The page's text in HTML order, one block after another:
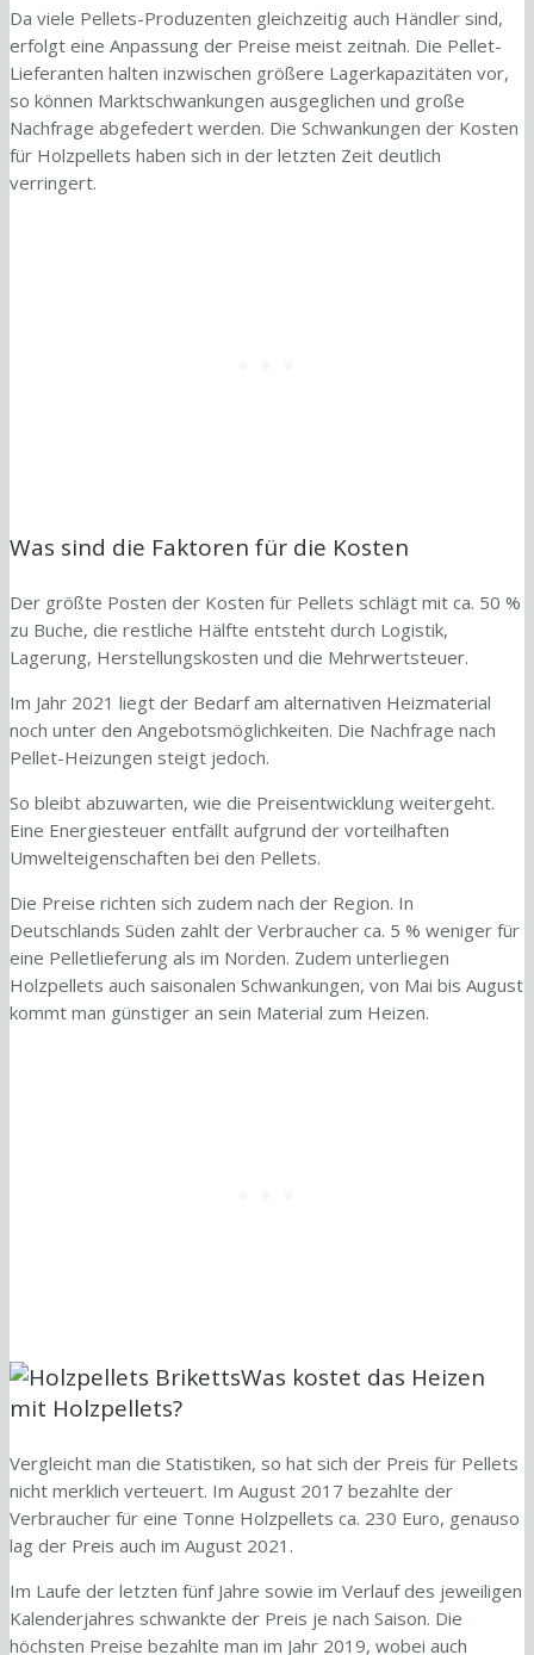
Da viele Pellets-Produzenten gleichzeitig auch Händler sind,
erfolgt eine Anpassung der Preise meist zeitnah. Die Pellet-
Lieferanten halten inzwischen größere Lagerkapazitäten vor,
so können Marktschwankungen ausgeglichen und große
Nachfrage abgefedert werden. Die Schwankungen der Kosten
für Holzpellets haben sich in der letzten Zeit deutlich
verringert.
Was sind die Faktoren für die Kosten
Der größte Posten der Kosten für Pellets schlägt mit ca. 50 %
zu Buche, die restliche Hälfte entsteht durch Logistik,
Lagerung, Herstellungskosten und die Mehrwertsteuer.
Im Jahr 2021 liegt der Bedarf am alternativen Heizmaterial
noch unter den Angebotsmöglichkeiten. Die Nachfrage nach
Pellet-Heizungen steigt jedoch.
So bleibt abzuwarten, wie die Preisentwicklung weitergeht.
Eine Energiesteuer entfällt aufgrund der vorteilhaften
Umwelteigenschaften bei den Pellets.
Die Preise richten sich zudem nach der Region. In
Deutschlands Süden zahlt der Verbraucher ca. 5 % weniger für
eine Pelletlieferung als im Norden. Zudem unterliegen
Holzpellets auch saisonalen Schwankungen, von Mai bis August
kommt man günstiger an sein Material zum Heizen.
Was kostet das Heizen
mit Holzpellets?
Vergleicht man die Statistiken, so hat sich der Preis für Pellets
nicht merklich verteuert. Im August 2017 bezahlte der
Verbraucher für eine Tonne Holzpellets ca. 230 Euro, genauso
lag der Preis auch im August 2021.
Im Laufe der letzten fünf Jahre sowie im Verlauf des jeweiligen
Kalenderjahres schwankte der Preis je nach Saison. Die
höchsten Preise bezahlte man im Jahr 2019, wobei auch